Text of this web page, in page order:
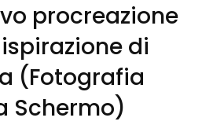
procreazione
di
(Fotografia
Schermo)